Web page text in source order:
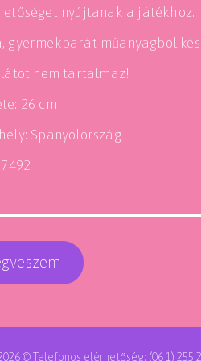
nyújtanak a játékhoz.
gyermekbarát műanyagból
nem tartalmaz!
26 cm
Spanyolország
© Telefonos elérhetőség: (06 1) 255